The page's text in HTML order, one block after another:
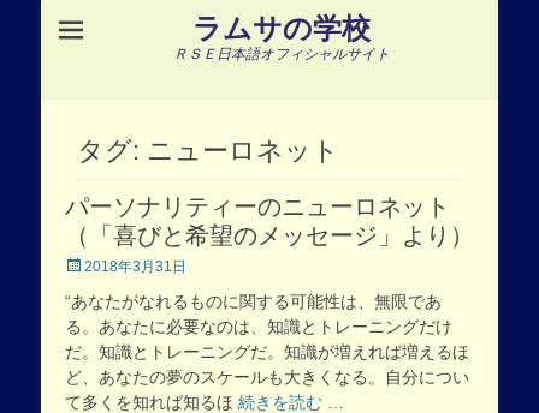
ラムサの学校
ＲＳＥ日本語オフィシャルサイト
タグ: ニューロネット
パーソナリティーのニューロネット
（「喜びと希望のメッセージ」より）
Posted
2018年3月31日
“あなたがなれるものに関する可能性は、無限であ
る。あなたに必要なのは、知識とトレーニングだけ
だ。知識とトレーニングだ。知識が増えれば増えるほ
ど、あなたの夢のスケールも大きくなる。自分につい
て多くを知れば知るほ 続きを読む …